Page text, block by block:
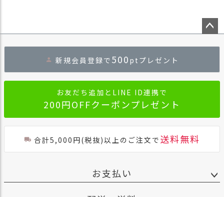
へ
新規会員登録で 500 ptプレゼント
お友だち追加とLINE ID連携で
200円OFFクーポンプレゼント
合計5,000円(税抜)以上のご注文で 送料無料
お支払い